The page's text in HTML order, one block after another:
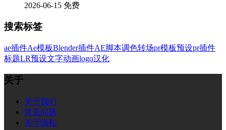
2026-06-15 免费
搜索标签
ae插件Ae模板Blender插件AE脚本调色转场pr模板预设pr插件
标题LR预设文字动画logo汉化
关于
关于我们
常见问题
关于隐私